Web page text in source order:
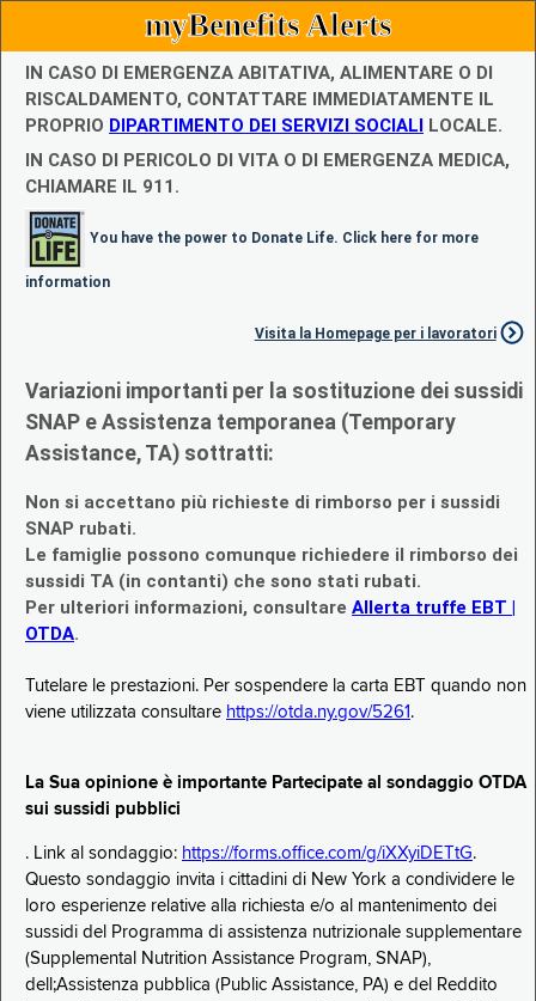
myBenefits Alerts
IN CASO DI EMERGENZA ABITATIVA, ALIMENTARE O DI
RISCALDAMENTO, CONTATTARE IMMEDIATAMENTE IL
PROPRIO DIPARTIMENTO DEI SERVIZI SOCIALI LOCALE.
IN CASO DI PERICOLO DI VITA O DI EMERGENZA MEDICA,
CHIAMARE IL 911.
You have the power to Donate Life. Click here for more
information
Visita la Homepage per i lavoratori
Variazioni importanti per la sostituzione dei sussidi
SNAP e Assistenza temporanea (Temporary
Assistance, TA) sottratti:
Non si accettano più richieste di rimborso per i sussidi
SNAP rubati.
Le famiglie possono comunque richiedere il rimborso dei
sussidi TA (in contanti) che sono stati rubati.
Per ulteriori informazioni, consultare Allerta truffe EBT |
OTDA.
Tutelare le prestazioni. Per sospendere la carta EBT quando non
viene utilizzata consultare https://otda.ny.gov/5261 .
La Sua opinione è importante Partecipate al sondaggio OTDA
sui sussidi pubblici
. Link al sondaggio: https://forms.office.com/g/iXXyiDETtG.
Questo sondaggio invita i cittadini di New York a condividere le
loro esperienze relative alla richiesta e/o al mantenimento dei
sussidi del Programma di assistenza nutrizionale supplementare
(Supplemental Nutrition Assistance Program, SNAP),
dell;Assistenza pubblica (Public Assistance, PA) e del Reddito